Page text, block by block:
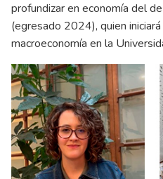
profundizar en economía del
(egresado 2024), quien
macroeconomía en la